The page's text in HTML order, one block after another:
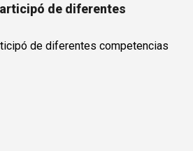
de diferentes